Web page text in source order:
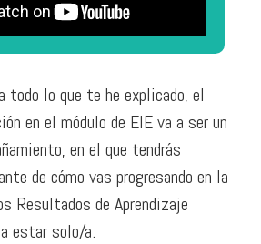
todo lo que te he explicado, el
en el módulo de EIE va a ser un
en el que tendrás
de cómo vas progresando en la
Resultados de Aprendizaje
estar solo/a.